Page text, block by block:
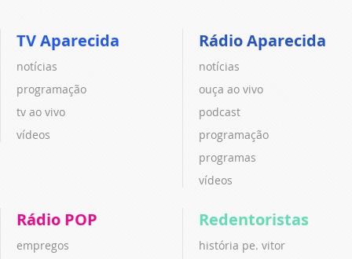
TV Aparecida
notícias
programação
tv ao vivo
vídeos
Rádio Aparecida
notícias
ouça ao vivo
podcast
programação
programas
vídeos
Rádio POP
empregos
Redentoristas
história pe. vitor